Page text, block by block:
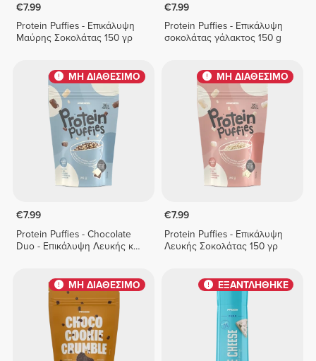
€7.99
Protein Puffies - Επικάλυψη
Μαύρης Σοκολάτας 150 γρ
€7.99
Protein Puffies - Επικάλυψη
σοκολάτας γάλακτος 150 g
ΜΗ ΔΙΑΘΕΣΙΜΟ
€7.99
Protein Puffies - Chocolate
Duo - Επικάλυψη Λευκής και
ΜΗ ΔΙΑΘΕΣΙΜΟ
€7.99
Protein Puffies - Επικάλυψη
Λευκής Σοκολάτας 150 γρ
ΜΗ ΔΙΑΘΕΣΙΜΟ ΕΞΑΝΤΛΗΘΗΚΕ